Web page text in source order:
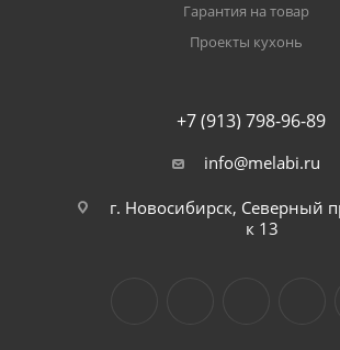
Гарантия на товар
Проекты кухонь
+7 (913) 798-96-89
info@melabi.ru
г. Новосибирск, Северный
к 13